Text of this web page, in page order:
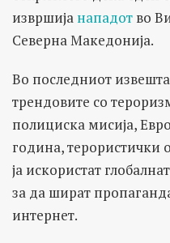
извршија нападот во
Северна Македонија.
Во последниот
трендовите со
полициска мисија,
година, терористички
ја искористат
за да шират
интернет.